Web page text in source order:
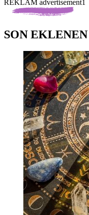
REKLAM advertisement1
SON EKLENEN